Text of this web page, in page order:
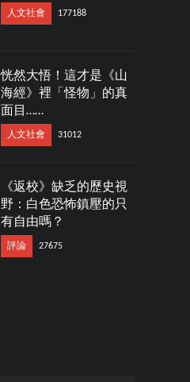
人文社會 177188
恍然大悟！這才是《山
海經》裡「怪物」的真
面目……
人文社會 31012
《返校》缺乏的歷史視
野：白色恐怖鎮壓的只
有自由嗎？
評論 27675